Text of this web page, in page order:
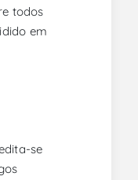
todos
em
se